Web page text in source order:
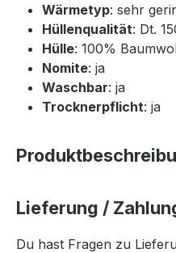
Wärmetyp: sehr
Hüllenqualität: Dt.
Hülle: 100%
Nomite: ja
Waschbar: ja
Trocknerpflicht: ja
Lieferung /
Du hast Fragen zu